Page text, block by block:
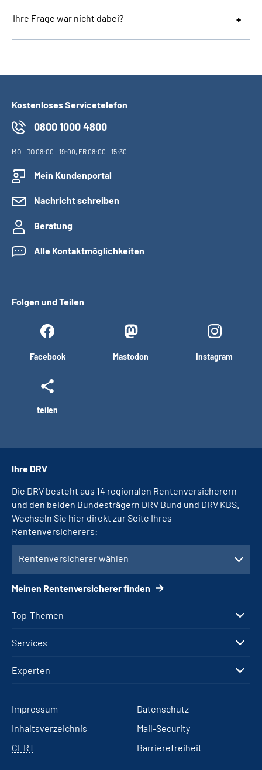
Ihre Frage war nicht dabei?
Kostenloses Servicetelefon
0800 1000 4800
MO- DO08:00 - 19:00, FR08:00 - 15:30
Mein Kundenportal
Nachricht schreiben
Beratung
Alle Kontaktmöglichkeiten
Folgen und Teilen
Facebook Mastodon Instagram
teilen
Top-Themen
Services
Experten
Ihre DRV
Die DRV besteht aus 14 regionalen Rentenversicherern
und den beiden Bundesträgern DRV Bund und DRV KBS.
Wechseln Sie hier direkt zur Seite Ihres
Rentenversicherers:
Rentenversicherer wählen
Meinen Rentenversicherer finden
Impressum
Datenschutz
Inhaltsverzeichnis
Mail-Security
CERT
Barrierefreiheit